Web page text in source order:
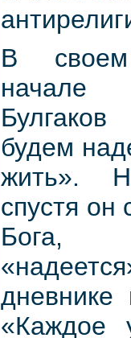
В
будем
жить».
спустя он
Бога,
дневнике
«Каждое